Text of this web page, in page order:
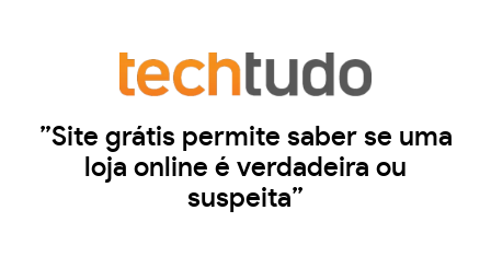
”Site grátis permite saber se uma
loja online é verdadeira ou
suspeita”